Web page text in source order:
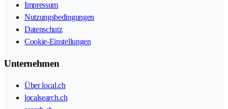
Impressum
Nutzungsbedingungen
Datenschutz
Cookie-Einstellungen
Unternehmen
Über local.ch
localsearch.ch